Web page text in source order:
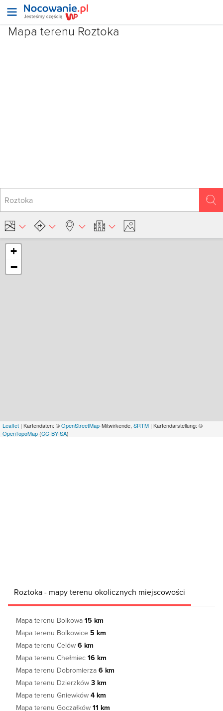
Mapa terenu Roztoka
+
−
Leaflet | Kartendaten: ©OpenStreetMap-Mitwirkende, SRTM | Kartendarstellung: ©
OpenTopoMap (CC-BY-SA)
Roztoka - mapy terenu okolicznych miejscowości
Mapa terenu Bolkowa 15 km
Mapa terenu Bolkowice 5 km
Mapa terenu Celów 6 km
Mapa terenu Chełmiec 16 km
Mapa terenu Dobromierza 6 km
Mapa terenu Dzierzków 3 km
Mapa terenu Gniewków 4 km
Mapa terenu Goczałków 11 km